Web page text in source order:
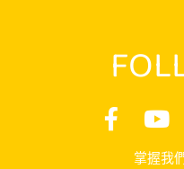
掌握我